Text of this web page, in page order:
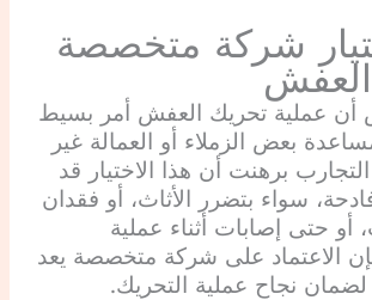
شركة متخصصة
أن عملية تحريك العفش أمر بسيط
بعض الزملاء أو العمالة غير
برهنت أن هذا الاختيار قد
سواء بتضرر الأثاث، أو فقدان
أو حتى إصابات أثناء عملية
الاعتماد على شركة متخصصة يعد
نجاح عملية التحريك.